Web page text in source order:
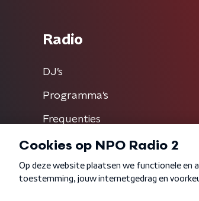
Radio
DJ’s
Programma's
Frequenties
Algemene voorwaarden Privacybeleid